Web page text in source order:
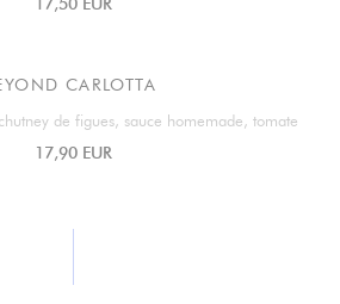
CARLOTTA
de figues, sauce homemade, tomate
17,90 EUR